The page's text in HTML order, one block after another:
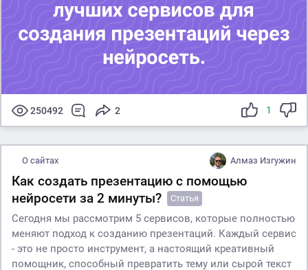
250492 2 1
О сайтах Алмаз Изгужин
Как создать презентацию с помощью
нейросети за 2 минуты?
Статья
Сегодня мы рассмотрим 5 сервисов, которые полностью
меняют подход к созданию презентаций. Каждый сервис
- это не просто инструмент, а настоящий креативный
помощник, способный превратить тему или сырой текст